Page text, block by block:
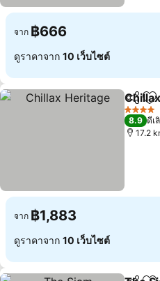
จาก ฿666
ดูราคาจาก 10 เว็บไซต์
แชร์ เ
4 ดาว
8.9 ดีเ
17.2
จาก ฿1,883
ดูราคาจาก 10 เว็บไซต์